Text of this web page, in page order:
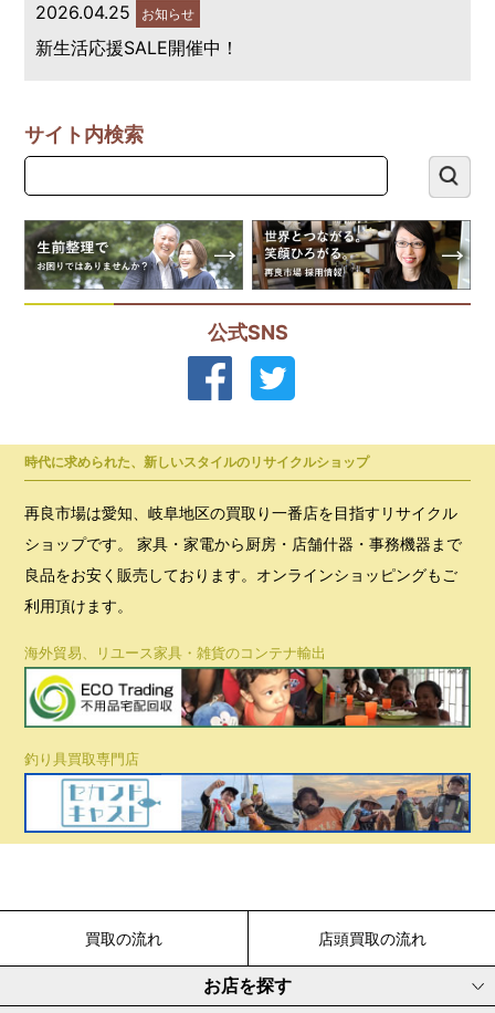
2026.04.25 お知らせ
新生活応援SALE開催中！
サイト内検索
公式SNS
時代に求められた、新しいスタイルのリサイクルショップ
再良市場は愛知、岐阜地区の買取り一番店を目指すリサイクル
ショップです。 家具・家電から厨房・店舗什器・事務機器まで
良品をお安く販売しております。オンラインショッピングもご
利用頂けます。
海外貿易、リユース家具・雑貨のコンテナ輸出
釣り具買取専門店
買取の流れ 店頭買取の流れ
お店を探す